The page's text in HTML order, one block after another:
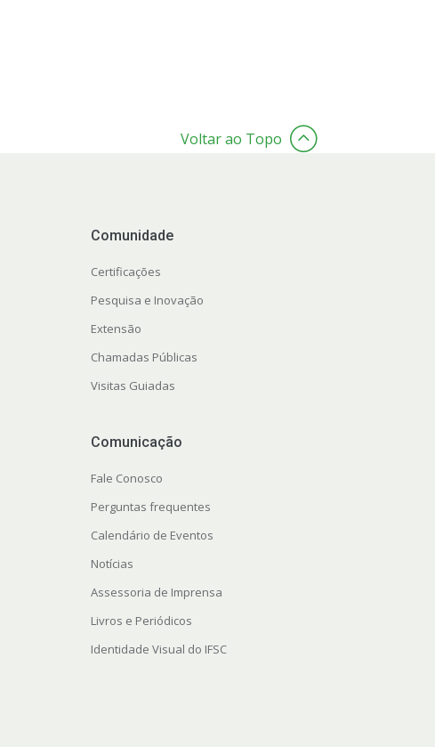
Voltar ao Topo
Comunidade
Certificações
Pesquisa e Inovação
Extensão
Chamadas Públicas
Visitas Guiadas
Comunicação
Fale Conosco
Perguntas frequentes
Calendário de Eventos
Notícias
Assessoria de Imprensa
Livros e Periódicos
Identidade Visual do IFSC